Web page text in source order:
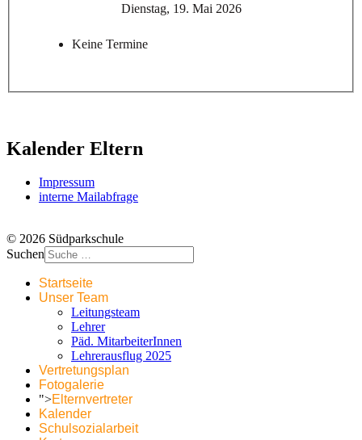
Dienstag, 19. Mai 2026
Keine Termine
Kalender Eltern
Impressum
interne Mailabfrage
© 2026 Südparkschule
Suchen
Startseite
Unser Team
Leitungsteam
Lehrer
Päd. MitarbeiterInnen
Lehrerausflug 2025
Vertretungsplan
Fotogalerie
">Elternvertreter
Kalender
Schulsozialarbeit